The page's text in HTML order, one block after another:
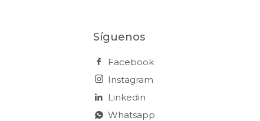
Síguenos
Facebook
Instagram
Linkedin
Whatsapp